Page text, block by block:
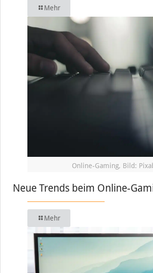
Mehr
Online-Gaming, Bild:
Neue Trends beim Online-
Mehr